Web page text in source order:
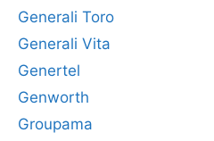
Generali Toro
Generali Vita
Genertel
Genworth
Groupama